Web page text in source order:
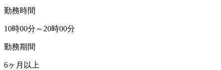
勤務時間
10時00分～20時00分
勤務期間
6ヶ月以上